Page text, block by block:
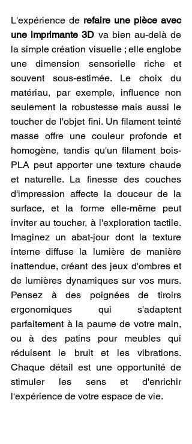
L'expérience de refaire une pièce avec
une imprimante 3D va bien au-delà de
la simple création visuelle ; elle englobe
une dimension sensorielle riche et
souvent sous-estimée. Le choix du
matériau, par exemple, influence non
seulement la robustesse mais aussi le
toucher de l'objet fini. Un filament teinté
masse offre une couleur profonde et
homogène, tandis qu'un filament bois-
PLA peut apporter une texture chaude
et naturelle. La finesse des couches
d'impression affecte la douceur de la
surface, et la forme elle-même peut
inviter au toucher, à l'exploration tactile.
Imaginez un abat-jour dont la texture
interne diffuse la lumière de manière
inattendue, créant des jeux d'ombres et
de lumières dynamiques sur vos murs.
Pensez à des poignées de tiroirs
ergonomiques qui s'adaptent
parfaitement à la paume de votre main,
ou à des patins pour meubles qui
réduisent le bruit et les vibrations.
Chaque détail est une opportunité de
stimuler les sens et d'enrichir
l'expérience de votre espace de vie.